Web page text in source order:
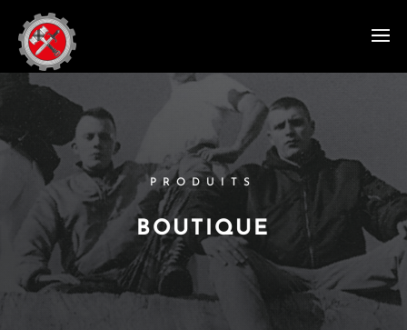
PRODUITS
BOUTIQUE